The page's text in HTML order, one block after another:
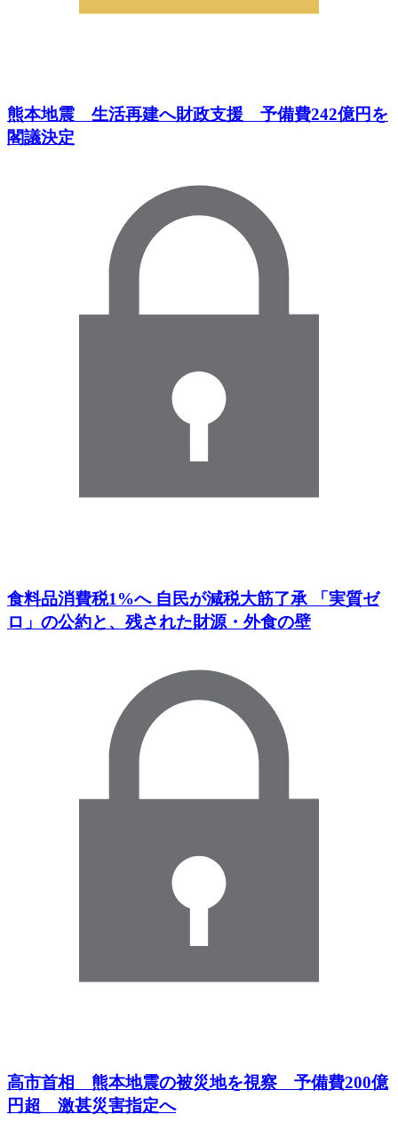
熊本地震 生活再建へ財政支援 予備費242億円を
閣議決定
食料品消費税1%へ 自民が減税大筋了承 「実質ゼ
ロ」の公約と、残された財源・外食の壁
高市首相 熊本地震の被災地を視察 予備費200億
円超 激甚災害指定へ